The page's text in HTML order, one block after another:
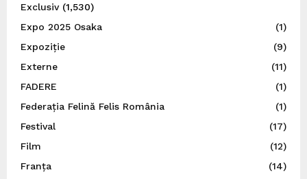
Exclusiv(1,530)
Expo 2025 Osaka
(1)
Expoziție
(9)
Externe
(11)
FADERE
(1)
Federația Felină Felis România
(1)
Festival
(17)
Film
(12)
Franța
(14)